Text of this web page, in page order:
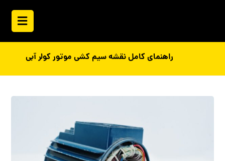
راهنمای کامل نقشه سیم کشی موتور کولر آبی